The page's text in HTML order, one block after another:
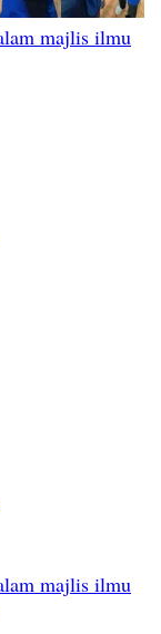
majlis ilmu
majlis ilmu